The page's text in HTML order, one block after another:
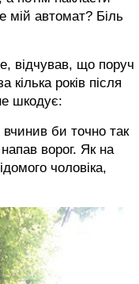
мій автомат? Біль
відчував, що поруч
кілька років після
шкодує:
би точно так
ворог. Як на
чоловіка,